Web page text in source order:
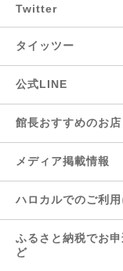
Twitter
タイッツー
公式LINE
館長おすすめのお店
メディア掲載情報
ハロカルでのご利
ふるさと納税でお
ど